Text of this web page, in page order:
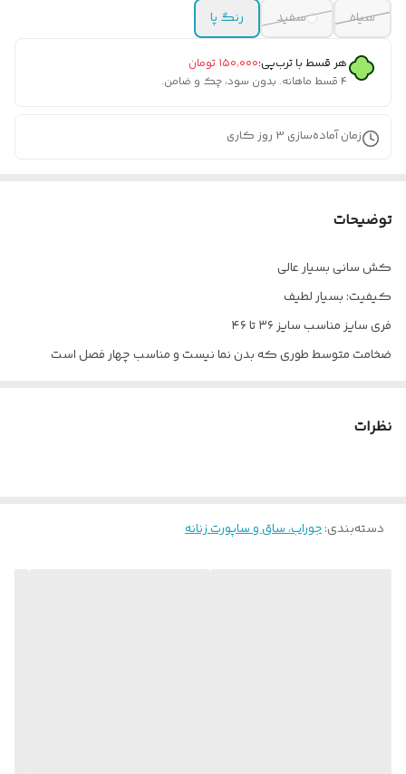
سیاه
سفید رنگ پا
هر قسط با ترب‌پی:۱۵۰٬۰۰۰ تومان
۴ قسط ماهانه. بدون سود، چک و ضامن.
زمان آماده‌سازی 3 روز کاری
توضیحات
کش سانی بسیار عالی
کیفیت: بسیار لطیف
فری سایز مناسب سایز ۳۶ تا ۴۶
ضخامت متوسط طوری که بدن نما نیست و مناسب چهار فصل است
نظرات
دسته‌بندی:جوراب، ساق و ساپورت زنانه